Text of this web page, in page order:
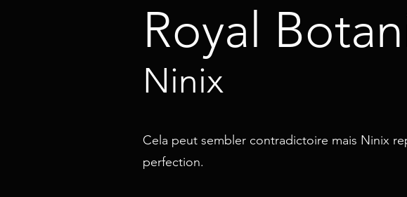
Royal
Ninix
Cela peut sembler contradictoire mais Ninix
perfection.